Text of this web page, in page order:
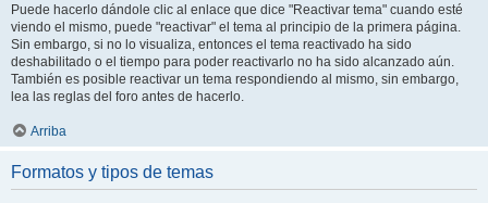
Puede hacerlo dándole clic al enlace que dice "Reactivar tema" cuando esté
viendo el mismo, puede "reactivar" el tema al principio de la primera página.
Sin embargo, si no lo visualiza, entonces el tema reactivado ha sido
deshabilitado o el tiempo para poder reactivarlo no ha sido alcanzado aún.
También es posible reactivar un tema respondiendo al mismo, sin embargo,
lea las reglas del foro antes de hacerlo.
Arriba
Formatos y tipos de temas